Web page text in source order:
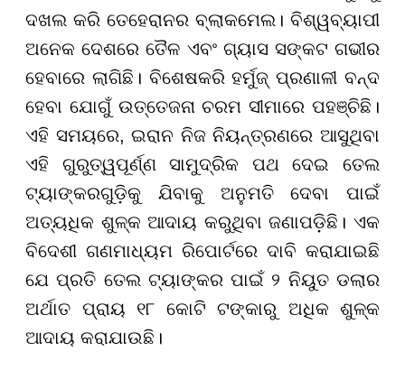
ଦଖଲ କରି ତେହେରାନର ବ୍ଲାକମେଲ। ବିଶ୍ୱବ୍ୟାପୀ
ଅନେକ ଦେଶରେ ତୈଳ ଏବଂ ଗ୍ୟାସ ସଙ୍କଟ ଗଭୀର
ହେବାରେ ଲାଗିଛି। ବିଶେଷକରି ହର୍ମୁଜ୍ ପ୍ରଣାଳୀ ବନ୍ଦ
ହେବା ଯୋଗୁଁ ଉତ୍ତେଜନା ଚରମ ସୀମାରେ ପହଞ୍ଚିଛି।
ଏହି ସମୟରେ, ଇରାନ ନିଜ ନିୟନ୍ତ୍ରଣରେ ଆସୁଥିବା
ଏହି ଗୁରୁତ୍ୱପୂର୍ଣ୍ଣ ସାମୁଦ୍ରିକ ପଥ ଦେଇ ତେଲ
ଟ୍ୟାଙ୍କରଗୁଡ଼ିକୁ ଯିବାକୁ ଅନୁମତି ଦେବା ପାଇଁ
ଅତ୍ୟଧିକ ଶୁଳ୍କ ଆଦାୟ କରୁଥିବା ଜଣାପଡ଼ିଛି। ଏକ
ବିଦେଶୀ ଗଣମାଧ୍ୟମ ରିପୋର୍ଟରେ ଦାବି କରାଯାଇଛି
ଯେ ପ୍ରତି ତେଲ ଟ୍ୟାଙ୍କର ପାଇଁ ୨ ନିୟୁତ ଡଲାର
ଅର୍ଥାତ ପ୍ରାୟ ୧୮ କୋଟି ଟଙ୍କାରୁ ଅଧିକ ଶୁଳ୍କ
ଆଦାୟ କରାଯାଉଛି।